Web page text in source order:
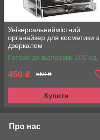
Універсальниймістний
органайзер для косметики з
дзеркалом
Готово до відправки 100 од.
450 ₴ 550 ₴
Купити
Про нас